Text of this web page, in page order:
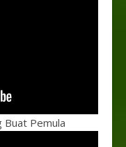
Buat Pemula